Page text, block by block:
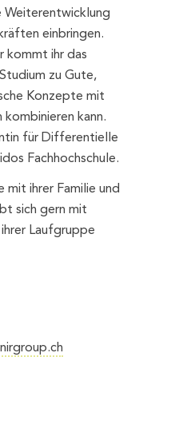
Weiterentwicklung
einbringen.
kommt ihr das
zu Gute,
Konzepte mit
kann.
für Differentielle
Fachhochschule.
mit ihrer Familie und
sich gern mit
Laufgruppe